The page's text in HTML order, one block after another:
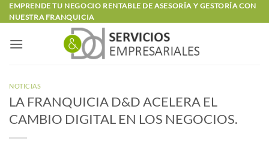
Saltar
al
EMPRENDE TU NEGOCIO RENTABLE DE ASESORÍA Y GESTORÍA CON
NUESTRA FRANQUICIA
NOTICIAS
LA FRANQUICIA D&D ACELERA EL
CAMBIO DIGITAL EN LOS NEGOCIOS.